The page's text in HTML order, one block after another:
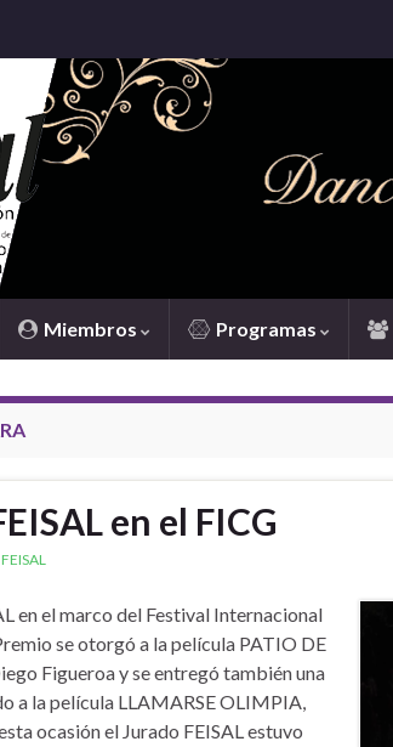
Miembros Programas
en el FICG
en el marco del Festival Internacional
se otorgó a la película PATIO DE
Figueroa y se entregó también una
a la película LLAMARSE OLIMPIA,
ocasión el Jurado FEISAL estuvo